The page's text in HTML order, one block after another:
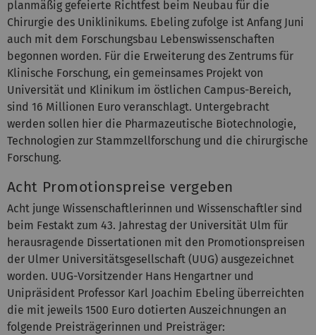
planmäßig gefeierte Richtfest beim Neubau für die
Chirurgie des Uniklinikums. Ebeling zufolge ist Anfang Juni
auch mit dem Forschungsbau Lebenswissenschaften
begonnen worden. Für die Erweiterung des Zentrums für
Klinische Forschung, ein gemeinsames Projekt von
Universität und Klinikum im östlichen Campus-Bereich,
sind 16 Millionen Euro veranschlagt. Untergebracht
werden sollen hier die Pharmazeutische Biotechnologie,
Technologien zur Stammzellforschung und die chirurgische
Forschung.
Acht Promotionspreise vergeben
Acht junge Wissenschaftlerinnen und Wissenschaftler sind
beim Festakt zum 43. Jahrestag der Universität Ulm für
herausragende Dissertationen mit den Promotionspreisen
der Ulmer Universitätsgesellschaft (UUG) ausgezeichnet
worden. UUG-Vorsitzender Hans Hengartner und
Unipräsident Professor Karl Joachim Ebeling überreichten
die mit jeweils 1500 Euro dotierten Auszeichnungen an
folgende Preisträgerinnen und Preisträger: